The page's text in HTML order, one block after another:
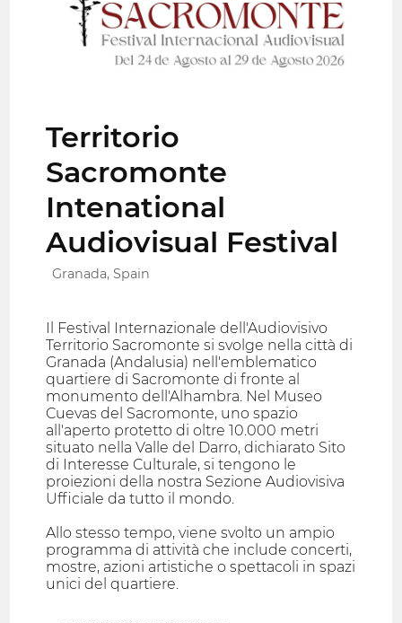
Territorio
Sacromonte
Intenational
Audiovisual Festival
Granada, Spain
Il Festival Internazionale dell'Audiovisivo
Territorio Sacromonte si svolge nella città di
Granada (Andalusia) nell'emblematico
quartiere di Sacromonte di fronte al
monumento dell'Alhambra. Nel Museo
Cuevas del Sacromonte, uno spazio
all'aperto protetto di oltre 10.000 metri
situato nella Valle del Darro, dichiarato Sito
di Interesse Culturale, si tengono le
proiezioni della nostra Sezione Audiovisiva
Ufficiale da tutto il mondo.
Allo stesso tempo, viene svolto un ampio
programma di attività che include concerti,
mostre, azioni artistiche o spettacoli in spazi
unici del quartiere.